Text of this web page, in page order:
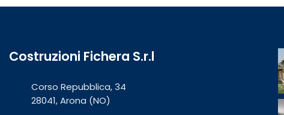
Costruzioni Fichera S.r.l
Corso Repubblica, 34
28041, Arona (NO)